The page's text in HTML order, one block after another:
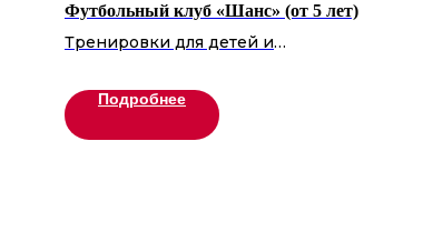
Футбольный клуб «Шанс» (от 5 лет)
Тренировки для детей и
развитие техники владения мячом,
скорости, командной игры и
спортивного духа. Занятия
Подробнее